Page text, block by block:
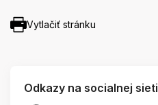
Vytlačiť stránku
Odkazy na socialnej sieti